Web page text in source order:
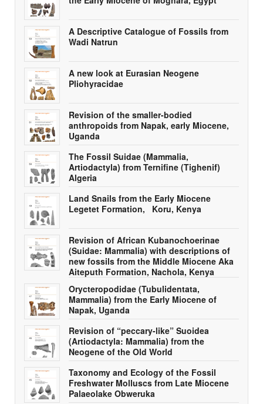
A Descriptive Catalogue of Fossils from
Wadi Natrun
A new look at Eurasian Neogene
Pliohyracidae
Revision of the smaller-bodied
anthropoids from Napak, early Miocene,
Uganda
The Fossil Suidae (Mammalia,
Artiodactyla) from Ternifine (Tighenif)
Algeria
Land Snails from the Early Miocene
Legetet Formation, Koru, Kenya
Revision of African Kubanochoerinae
(Suidae: Mammalia) with descriptions of
new fossils from the Middle Miocene Aka
Aiteputh Formation, Nachola, Kenya
Orycteropodidae (Tubulidentata,
Mammalia) from the Early Miocene of
Napak, Uganda
Revision of “peccary-like” Suoidea
(Artiodactyla: Mammalia) from the
Neogene of the Old World
Taxonomy and Ecology of the Fossil
Freshwater Molluscs from Late Miocene
Palaeolake Obweruka